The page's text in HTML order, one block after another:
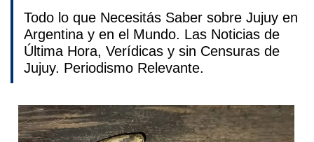
Todo lo que Necesitás Saber sobre Jujuy en
Argentina y en el Mundo. Las Noticias de
Última Hora, Verídicas y sin Censuras de
Jujuy. Periodismo Relevante.